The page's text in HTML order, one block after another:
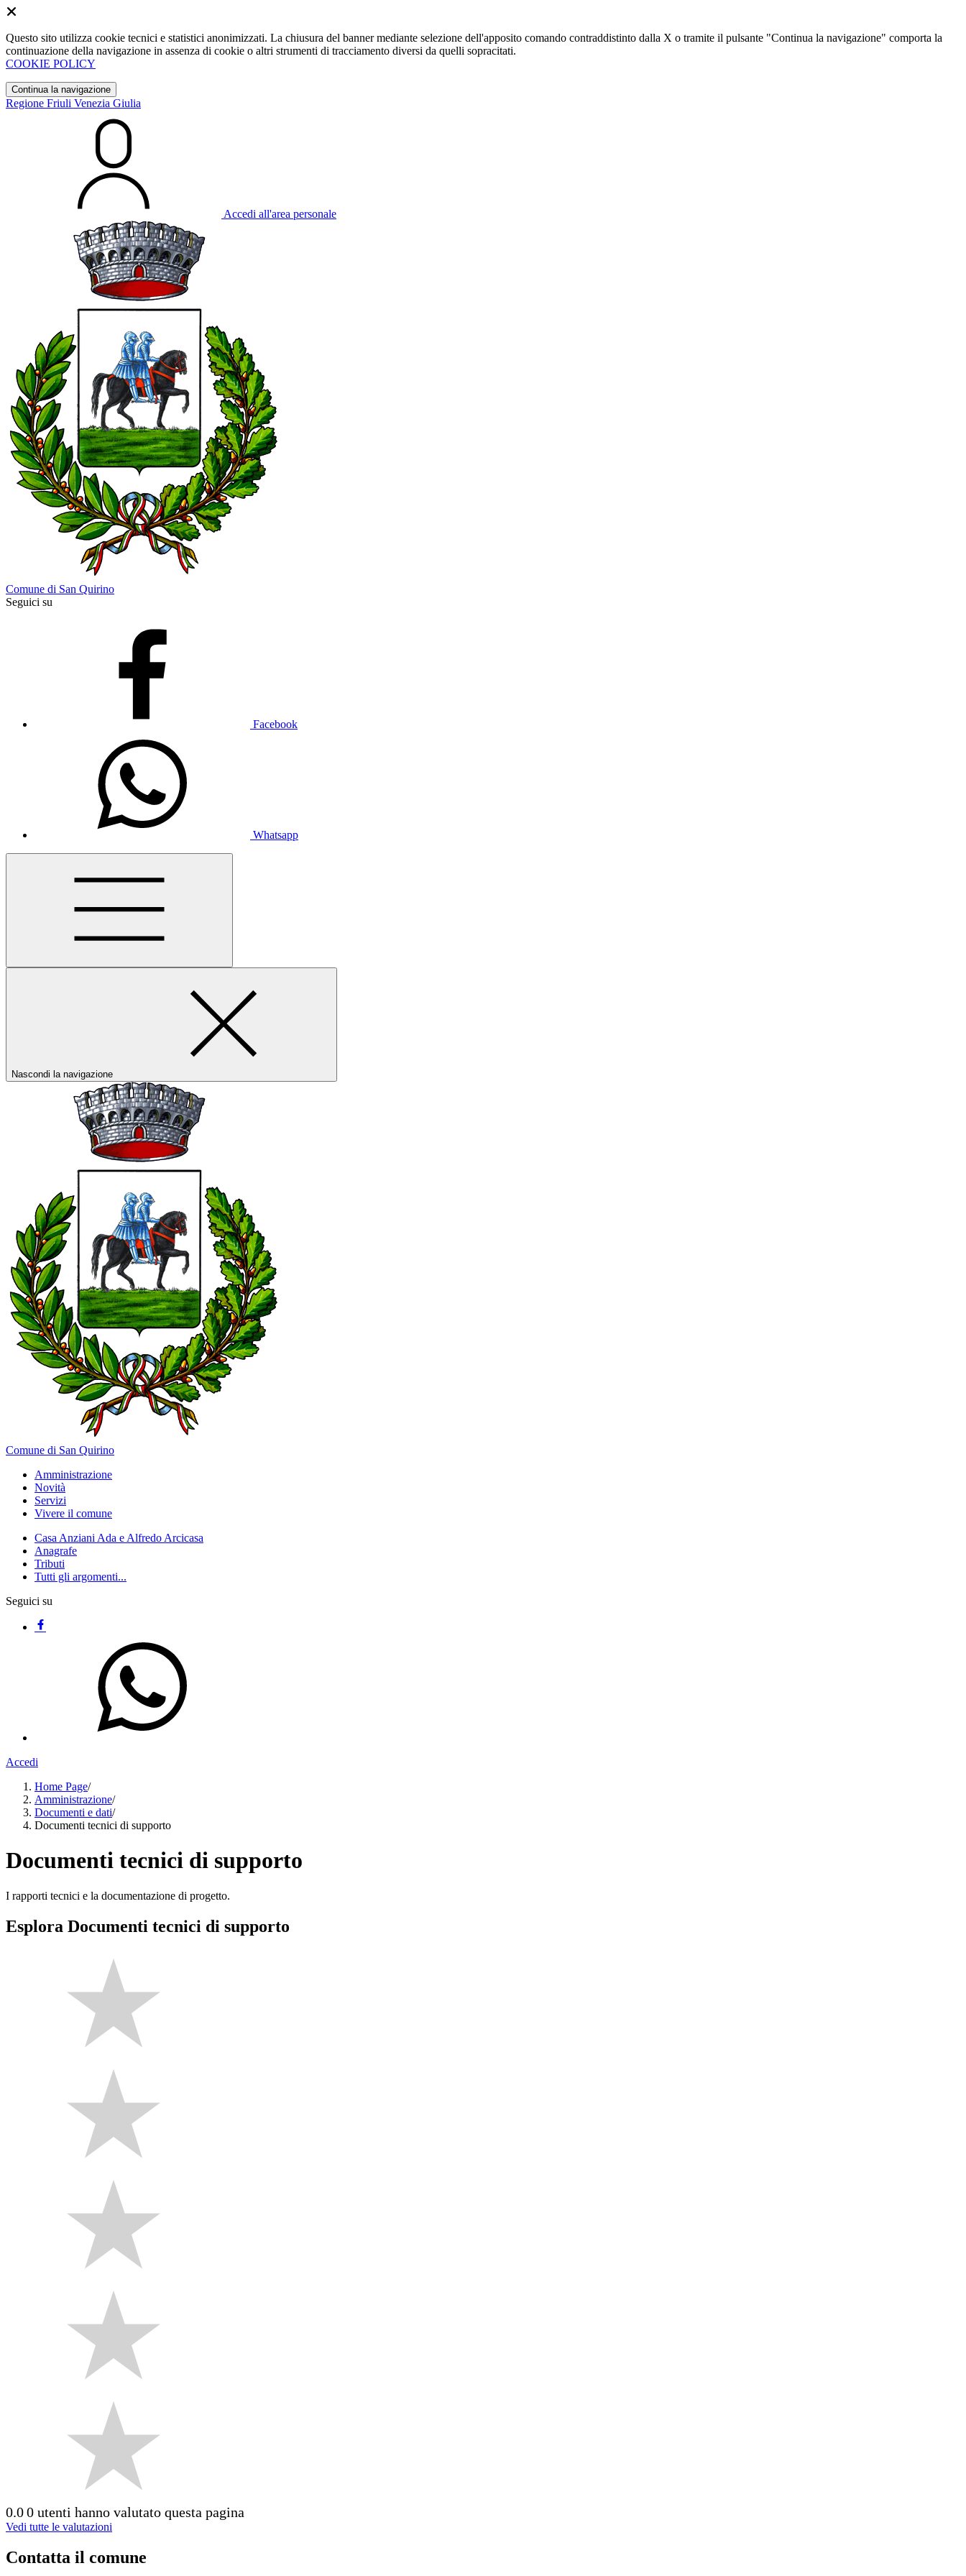
Questo sito utilizza cookie tecnici e statistici anonimizzati. La chiusura del banner mediante selezione dell'apposito comando contraddistinto dalla X o tramite il pulsante "Continua la navigazione" comporta la
continuazione della navigazione in assenza di cookie o altri strumenti di tracciamento diversi da quelli sopracitati.
COOKIE POLICY
Continua la navigazione
Regione Friuli Venezia Giulia
Accedi all'area personale
Comune di San Quirino
Seguici su
Facebook
Whatsapp
Nascondi la navigazione
Comune di San Quirino
Amministrazione
Novità
Servizi
Vivere il comune
Casa Anziani Ada e Alfredo Arcicasa
Anagrafe
Tributi
Tutti gli argomenti...
Seguici su
Accedi
Home Page/
Amministrazione/
Documenti e dati/
Documenti tecnici di supporto
Documenti tecnici di supporto
I rapporti tecnici e la documentazione di progetto.
Esplora Documenti tecnici di supporto
0.00 utenti hanno valutato questa pagina
Vedi tutte le valutazioni
Contatta il comune